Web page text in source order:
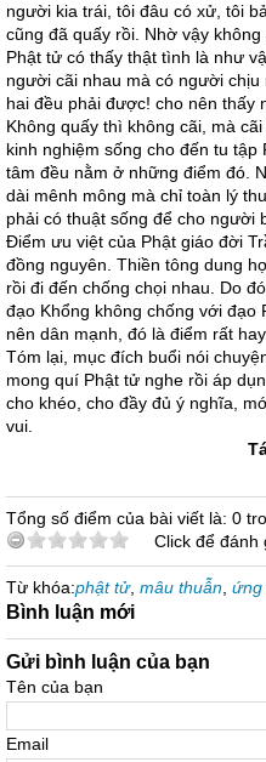
người kia trái, tôi đâu có xử, tôi
cũng đã quấy rồi. Nhờ vậy
Phật tử có thấy thật tình là như
người cãi nhau mà có người
hai đều phải được! cho nên thấy
Không quấy thì không cãi, mà
kinh nghiệm sống cho đến tu
tâm đều nằm ở những điểm đó.
dài mênh mông mà chỉ toàn lý
phải có thuật sống để cho người
Điểm ưu việt của Phật giáo đời
đồng nguyên. Thiền tông dung
rồi đi đến chống chọi nhau. Do
đạo Khổng không chống với đạo
nên dân mạnh, đó là điểm rất hay.
Tóm lại, mục đích buổi nói
mong quí Phật tử nghe rồi áp
cho khéo, cho đầy đủ ý nghĩa,
vui.
Tổng số điểm của bài viết là: 0
Click để đánh
Từ khóa:phật tử, mâu thuẫn ứng
Bình luận mới
Gửi bình luận của bạn
Tên của bạn
Email